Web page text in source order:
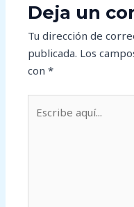
Deja un
Tu dirección de
publicada. Los
con*
aquí...